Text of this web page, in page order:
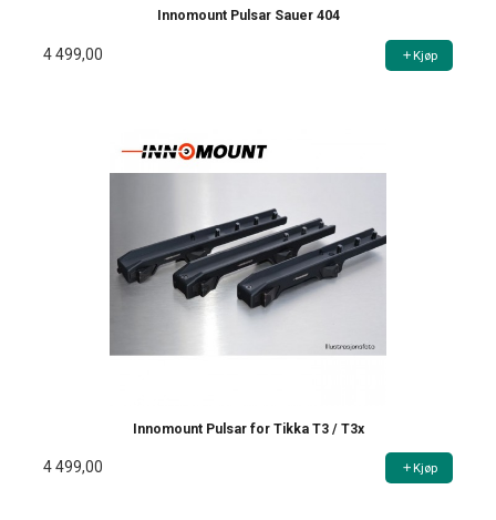
Innomount Pulsar Sauer 404
4 499,00 Kjøp
Innomount Pulsar for Tikka T3 / T3x
4 499,00 Kjøp